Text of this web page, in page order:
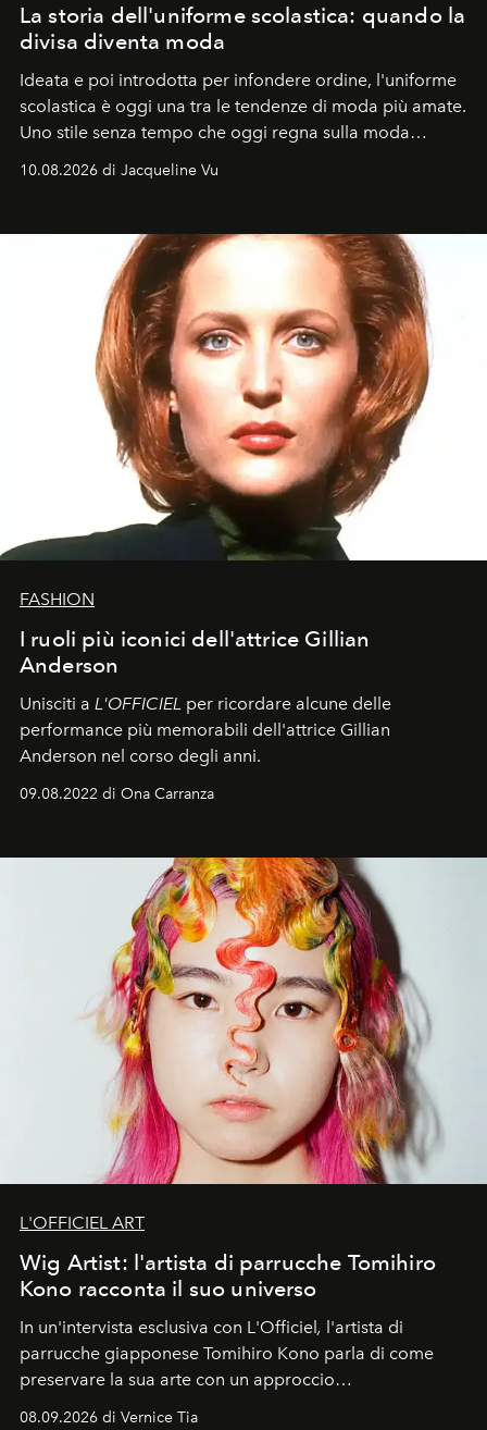
La storia dell'uniforme scolastica: quando la
divisa diventa moda
Ideata e poi introdotta per infondere ordine, l'uniforme
scolastica è oggi una tra le tendenze di moda più amate.
Uno stile senza tempo che oggi regna sulla moda
10.08.2026 di Jacqueline Vu
FASHION
I ruoli più iconici dell'attrice Gillian
Anderson
Unisciti a L'OFFICIEL per ricordare alcune delle
performance più memorabili dell'attrice Gillian
Anderson nel corso degli anni.
09.08.2022 di Ona Carranza
L'OFFICIEL ART
Wig Artist: l'artista di parrucche Tomihiro
Kono racconta il suo universo
In un'intervista esclusiva con L'Officiel, l'artista di
parrucche giapponese Tomihiro Kono parla di come
preservare la sua arte con un approccio
08.09.2026 di Vernice Tia